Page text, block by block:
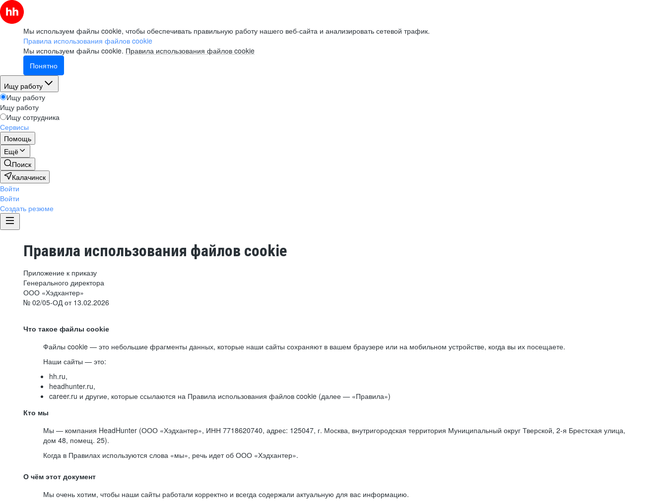
Мы используем файлы cookie, чтобы обеспечивать правильную работу нашего веб-сайта и анализировать сетевой трафик.
Правила использования файлов cookie
Мы используем файлы cookie. Правила использования файлов cookie
Понятно
Ищу работу
Ищу работу
Ищу работу
Ищу сотрудника
Сервисы
Помощь
Ещё
Поиск
Калачинск
Войти
Войти
Создать резюме
Правила использования файлов cookie
Приложение к приказу
Генерального директора
ООО «Хэдхантер»
№ 02/05-ОД от 13.02.2026
Что такое файлы cookie
Файлы cookie — это небольшие фрагменты данных, которые наши сайты сохраняют в вашем браузере или на мобильном устройстве, когда вы их посещаете.
Наши сайты — это:
hh.ru,
headhunter.ru,
career.ru и другие, которые ссылаются на Правила использования файлов cookie (далее — «Правила»)
Кто мы
Мы — компания HeadHunter (ООО «Хэдхантер», ИНН 7718620740, адрес: 125047, г. Москва, внутригородская территория Муниципальный округ Тверской, 2-я Брестская улица,
дом 48, помещ. 25).
Когда в Правилах используются слова «мы», речь идет об ООО «Хэдхантер».
О чём этот документ
Мы очень хотим, чтобы наши сайты работали корректно и всегда содержали актуальную для вас информацию.